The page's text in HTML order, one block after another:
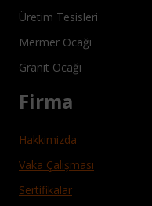
Üretim Tesisleri
Mermer Ocağı
Granit Ocağı
Firma
Hakkimizda
Vaka Çalışması
Sertifikalar